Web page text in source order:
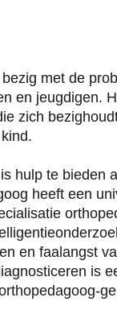
met de
en jeugdigen.
zich
hulp te bieden
heeft een
en faalangst
is